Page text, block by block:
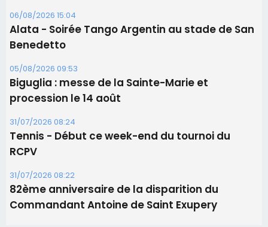
06/08/2026 15:04
Alata - Soirée Tango Argentin au stade de San
Benedetto
05/08/2026 09:53
Biguglia : messe de la Sainte-Marie et
procession le 14 août
31/07/2026 08:24
Tennis - Début ce week-end du tournoi du
RCPV
31/07/2026 08:22
82ème anniversaire de la disparition du
Commandant Antoine de Saint Exupery